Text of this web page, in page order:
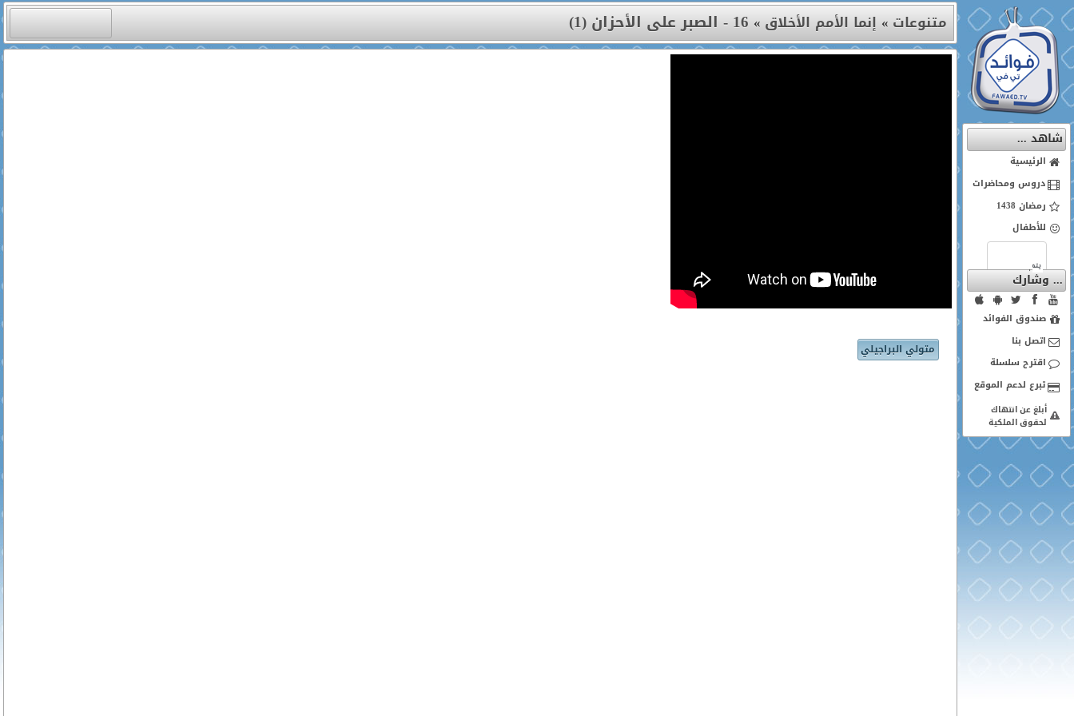
شاهد ...
الرئيسية
دروس ومحاضرات
رمضان 1438
للأطفال
... وشارك
صندوق الفوائد
اتصل بنا
اقترح سلسلة
أبلغ عن انتهاك
لحقوق الملكية
متنوعات » إنما الأمم الأخلاق »16 - الصبر على الأحزان (1)
متولي البراجيلي